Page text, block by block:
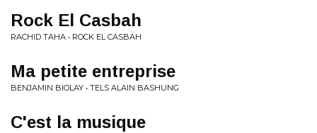
Rock El Casbah
RACHID TAHA • ROCK EL CASBAH
Ma petite entreprise
BENJAMIN BIOLAY • TELS ALAIN BASHUNG
C'est la musique